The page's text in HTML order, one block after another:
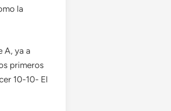
la
A, ya a
primeros
10-10- El